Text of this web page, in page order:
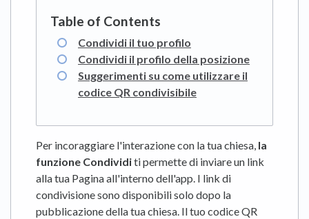
Condividi il tuo profilo
Condividi il profilo della posizione
Suggerimenti su come utilizzare il
codice QR condivisibile
Per incoraggiare l'interazione con la tua chiesa, la
funzione Condividiti permette di inviare un link
alla tua Pagina all'interno dell'app. I link di
condivisione sono disponibili solo dopo la
pubblicazione della tua chiesa. Il tuo codice QR